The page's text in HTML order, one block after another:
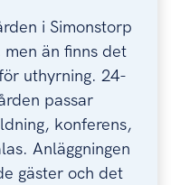
i Simonstorp
än finns det
uthyrning. 24-
passar
konferens,
Anläggningen
gäster och det